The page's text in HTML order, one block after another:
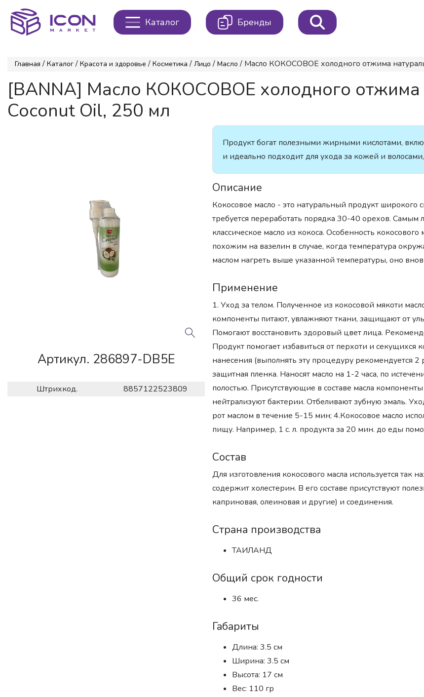
Каталог Бренды
Главная / Каталог / Красота и здоровье / Косметика / Лицо / Масло / Масло КОКОСОВОЕ холодного отжима
[BANNA] Масло КОКОСОВОЕ холодного отжима
Coconut Oil, 250 мл
Артикул. 286897-DB5E
Штрихкод. 8857122523809
Продукт богат полезными жирными кислотами,
и идеально подходит для ухода за кожей и
Описание
Кокосовое масло - это натуральный продукт широкого
требуется переработать порядка 30-40 орехов.
классическое масло из кокоса. Особенность
похожим на вазелин в случае, когда температура
маслом нагреть выше указанной температуры, оно
Применение
1. Уход за телом. Полученное из кокосовой мякоти
компоненты питают, увлажняют ткани, защищают от
Помогают восстановить здоровый цвет лица.
Продукт помогает избавиться от перхоти и секущихся
нанесения (выполнять эту процедуру рекомендуется
защитная пленка. Наносят масло на 1-2 часа, по
полостью. Присутствующие в составе масла
нейтрализуют бактерии. Отбеливают зубную эмаль.
рот маслом в течение 5-15 мин; 4.Кокосовое масло
пищу. Например, 1 с. л. продукта за 20 мин. до еды
Состав
Для изготовления кокосового масла используется так
содержит холестерин. В его составе присутствуют
каприновая, олеиновая и другие) и соединения.
Страна производства
ТАИЛАНД
Общий срок годности
36 мес.
Габариты
Длина: 3.5 см
Ширина: 3.5 см
Высота: 17 см
Вес: 110 гр